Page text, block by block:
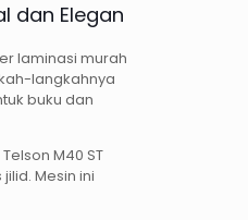
dan Elegan
laminasi murah
langkahnya
buku dan
M40 ST
Mesin ini